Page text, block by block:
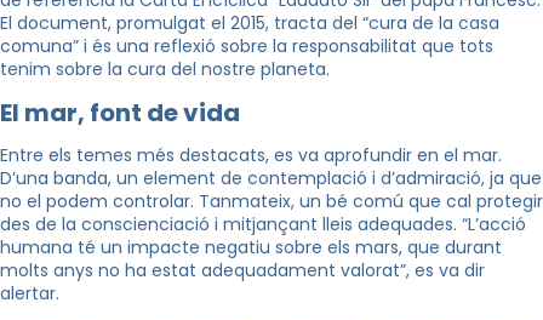
El document, promulgat el 2015, tracta del “cura de la casa
comuna” i és una reflexió sobre la responsabilitat que tots
tenim sobre la cura del nostre planeta.
El mar, font de vida
Entre els temes més destacats, es va aprofundir en el mar.
D’una banda, un element de contemplació i d’admiració, ja que
no el podem controlar. Tanmateix, un bé comú que cal protegir
des de la conscienciació i mitjançant lleis adequades. “L’acció
humana té un impacte negatiu sobre els mars, que durant
molts anys no ha estat adequadament valorat”, es va dir
alertar.